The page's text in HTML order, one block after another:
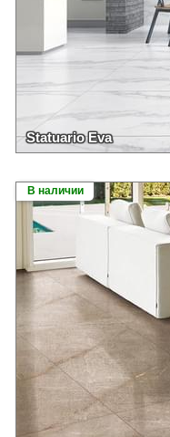
Statuario Eva
В наличии